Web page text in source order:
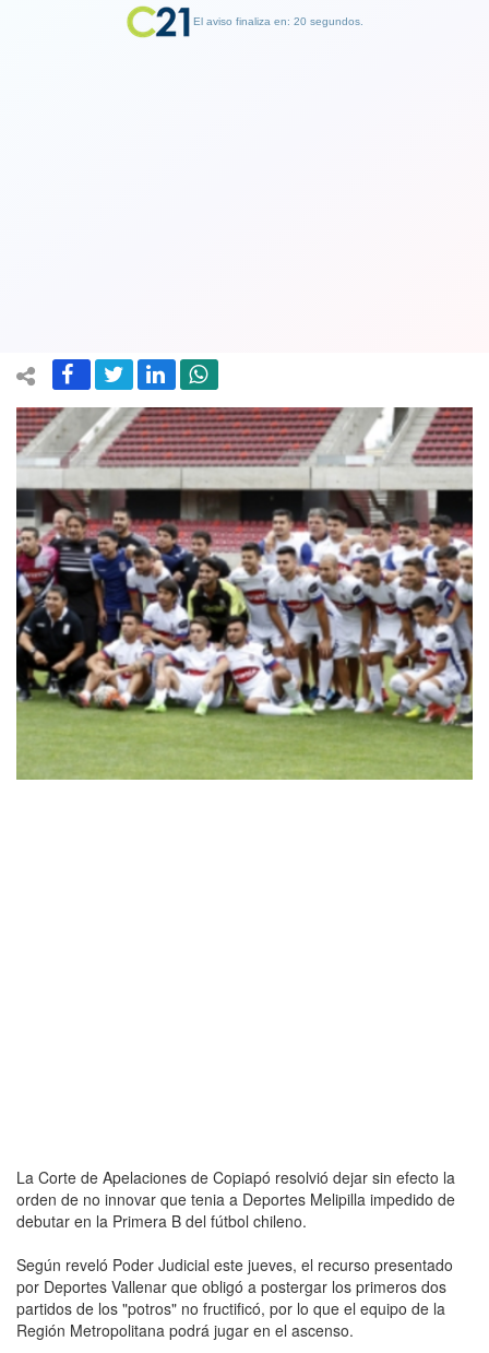
La Corte de Apelaciones de Copiapó resolvió dejar sin efecto la
orden de no innovar que tenia a Deportes Melipilla impedido de
debutar en la Primera B del fútbol chileno.
Según reveló Poder Judicial este jueves, el recurso presentado
por Deportes Vallenar que obligó a postergar los primeros dos
partidos de los "potros" no fructificó, por lo que el equipo de la
Región Metropolitana podrá jugar en el ascenso.
El aviso finaliza en: 19 segundos.